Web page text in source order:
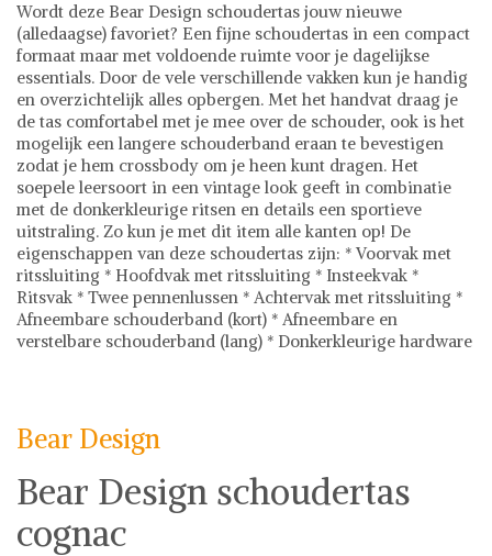
Wordt deze Bear Design schoudertas jouw nieuwe
(alledaagse) favoriet? Een fijne schoudertas in een compact
formaat maar met voldoende ruimte voor je dagelijkse
essentials. Door de vele verschillende vakken kun je handig
en overzichtelijk alles opbergen. Met het handvat draag je
de tas comfortabel met je mee over de schouder, ook is het
mogelijk een langere schouderband eraan te bevestigen
zodat je hem crossbody om je heen kunt dragen. Het
soepele leersoort in een vintage look geeft in combinatie
met de donkerkleurige ritsen en details een sportieve
uitstraling. Zo kun je met dit item alle kanten op! De
eigenschappen van deze schoudertas zijn: * Voorvak met
ritssluiting * Hoofdvak met ritssluiting * Insteekvak *
Ritsvak * Twee pennenlussen * Achtervak met ritssluiting *
Afneembare schouderband (kort) * Afneembare en
verstelbare schouderband (lang) * Donkerkleurige hardware
gecontroleerde leveranciers wereldwijd, bieden we meer
handtassen, praktische rugzakken en trendy
crossbodytassen. Onze prijzen zijn eerlijk en transparant,
zodat je met vertrouwen kunt shoppen. Daarnaast staat
Bear Design
Bear Design schoudertas
cognac